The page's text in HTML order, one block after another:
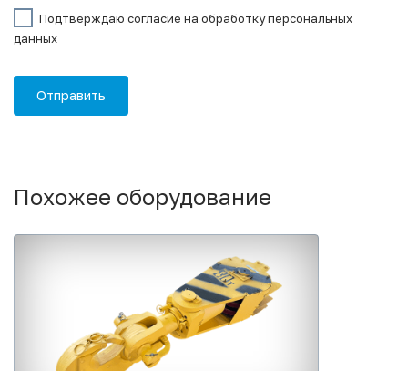
Подтверждаю согласие на обработку персональных
данных
Похожее оборудование